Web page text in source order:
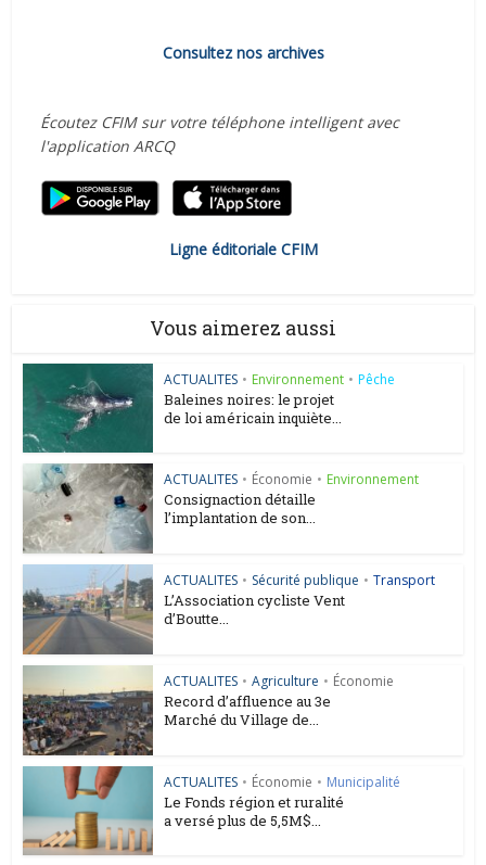
Consultez nos archives
Écoutez CFIM sur votre téléphone intelligent avec
l'application ARCQ
Ligne éditoriale CFIM
Vous aimerez aussi
ACTUALITES • Environnement • Pêche
Baleines noires: le projet
de loi américain inquiète...
ACTUALITES • Économie • Environnement
Consignaction détaille
l’implantation de son...
ACTUALITES • Sécurité publique • Transport
L’Association cycliste Vent
d’Boutte...
ACTUALITES • Agriculture • Économie
Record d’affluence au 3e
Marché du Village de...
ACTUALITES • Économie • Municipalité
Le Fonds région et ruralité
a versé plus de 5,5M$...